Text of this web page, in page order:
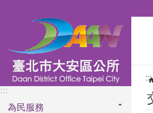
跳到主要內容區塊
:::
:::
為民服務
:::